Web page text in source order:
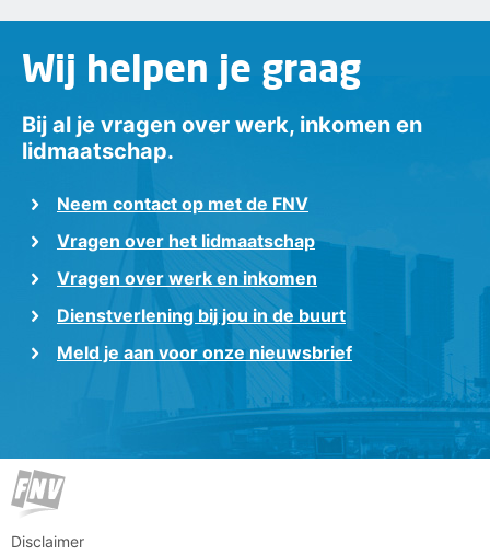
Wij helpen je graag
Bij al je vragen over werk, inkomen en
lidmaatschap.
Neem contact op met de FNV
Vragen over het lidmaatschap
Vragen over werk en inkomen
Dienstverlening bij jou in de buurt
Meld je aan voor onze nieuwsbrief
Disclaimer